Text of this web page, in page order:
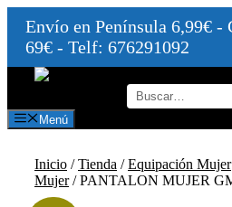
Envío en Península 6,99€ -
69€ - Telf: 676291092
Saltar
contenido
Menú
Inicio /Tienda /Equipación Mujer
Mujer/ PANTALON MUJER